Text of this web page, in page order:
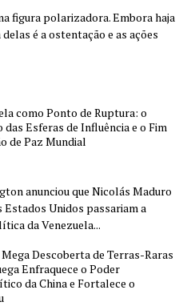
figura polarizadora. Embora haja
é a ostentação e as ações
como Ponto de Ruptura: o
das Esferas de Influência e o Fim
de Paz Mundial
anunciou que Nicolás Maduro
Estados Unidos passariam a
da Venezuela...
Mega Descoberta de Terras-Raras
Enfraquece o Poder
da China e Fortalece o